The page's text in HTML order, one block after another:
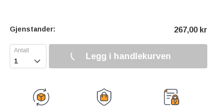
Gjenstander: 267,00 kr
 Legg i handlekurven